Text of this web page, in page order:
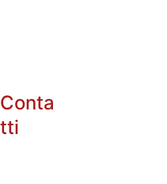
Conta
tti